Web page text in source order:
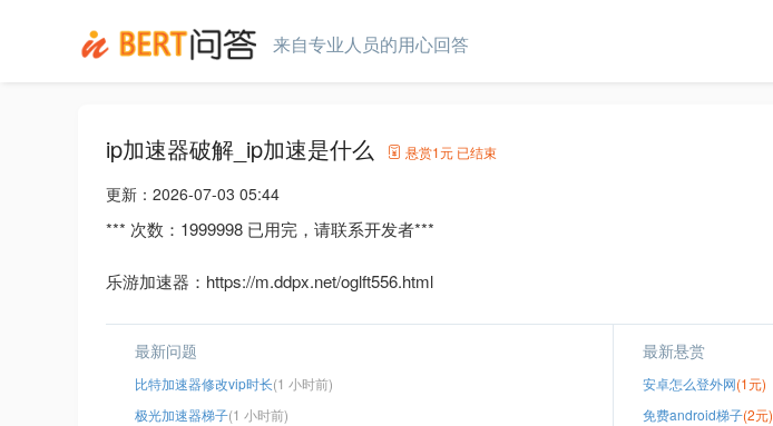
来自专业人员的用心回答
ip加速器破解_ip加速是什么 悬赏1元 已结束
更新： 2026-07-03 05:44
*** 次数：1999998 已用完，请联系开发者***
乐游加速器：https://m.ddpx.net/oglft556.html
最新问题
比特加速器修改vip时长(1 小时前)
极光加速器梯子(1 小时前)
最新悬赏
安卓怎么登外网(1元)
免费android梯子(2元)